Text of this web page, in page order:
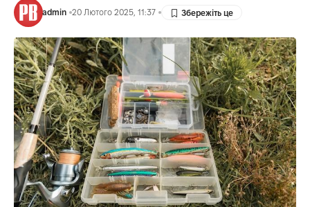
admin 20 Лютого 2025, 11:37